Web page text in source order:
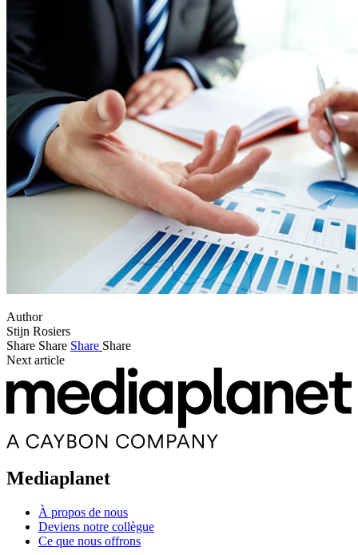
Author
Stijn Rosiers
Share Share Share Share
Next article
Mediaplanet
À propos de nous
Deviens notre collègue
Ce que nous offrons